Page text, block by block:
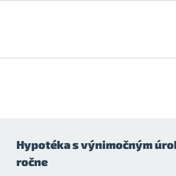
Hypotéka s výnimočným
ročne